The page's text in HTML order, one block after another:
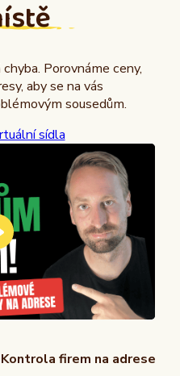
Porovnáme ceny,
aby se na vás
sousedům.
sídla
Kontrola firem na adrese